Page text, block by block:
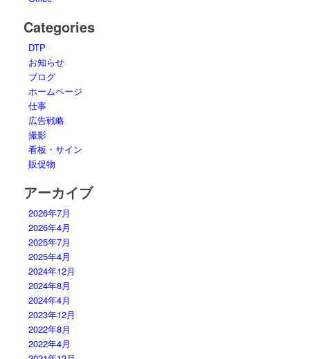
Categories
DTP
お知らせ
ブログ
ホームページ
仕事
広告戦略
撮影
看板・サイン
販促物
アーカイブ
2026年7月
2026年4月
2025年7月
2025年4月
2024年12月
2024年8月
2024年4月
2023年12月
2022年8月
2022年4月